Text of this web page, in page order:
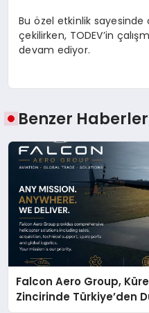
Bu özel etkinlik sayesinde
çekilirken, TODEV’in
devam ediyor.
Benzer Haberler
Falcon Aero Group,
Zincirinde Türkiye’den